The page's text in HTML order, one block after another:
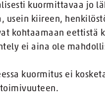
kuormittavaa jo
usein kiireen,
kohtaamaan eettistä
ei aina ole
kuormitus ei